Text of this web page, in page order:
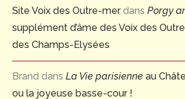
Site Voix des Outre-merdans Porgy
supplément d’âme des Voix des
des Champs-Elysées
Brand dans La Vie parisienne au
ou la joyeuse basse-cour !